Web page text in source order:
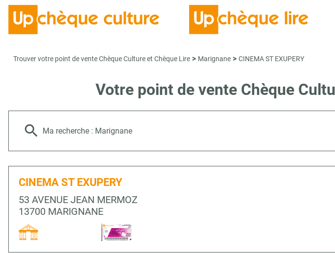
Trouver votre point de vente Chèque Culture et Chèque Lire > Marignane > CINEMA ST EXUPERY
Votre point de vente Chèque
Ma recherche : Marignane
CINEMA ST EXUPERY
53 AVENUE JEAN MERMOZ
13700 MARIGNANE